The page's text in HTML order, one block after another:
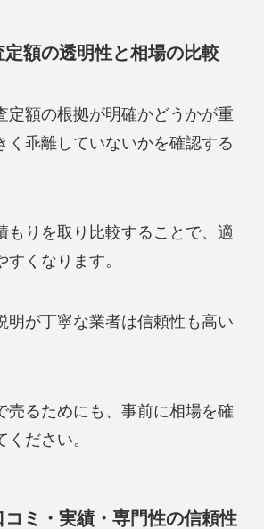
額の透明性と相場の比較
定額の根拠が明確かどうかが重
く乖離していないかを確認する
もりを取り比較することで、適
くなります。
明が丁寧な業者は信頼性も高い
売るためにも、事前に相場を確
ださい。
ミ・実績・専門性の信頼性